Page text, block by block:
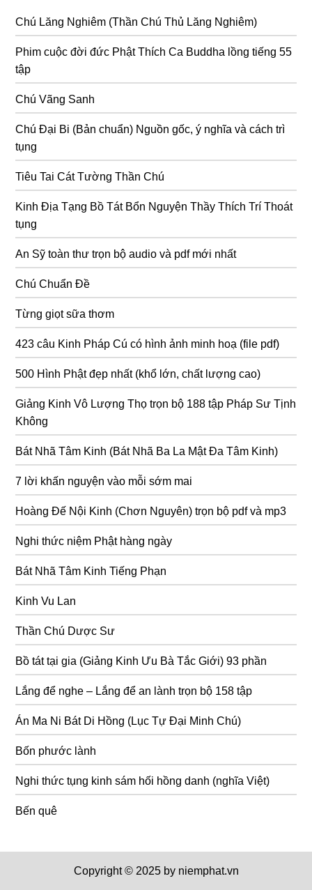
Chú Lăng Nghiêm (Thần Chú Thủ Lăng Nghiêm)
Phim cuộc đời đức Phật Thích Ca Buddha lồng tiếng 55
tập
Chú Vãng Sanh
Chú Đại Bi (Bản chuẩn) Nguồn gốc, ý nghĩa và cách trì
tụng
Tiêu Tai Cát Tường Thần Chú
Kinh Địa Tạng Bồ Tát Bổn Nguyện Thầy Thích Trí Thoát
tụng
An Sỹ toàn thư trọn bộ audio và pdf mới nhất
Chú Chuẩn Đề
Từng giọt sữa thơm
423 câu Kinh Pháp Cú có hình ảnh minh hoạ (file pdf)
500 Hình Phật đẹp nhất (khổ lớn, chất lượng cao)
Giảng Kinh Vô Lượng Thọ trọn bộ 188 tập Pháp Sư Tịnh
Không
Bát Nhã Tâm Kinh (Bát Nhã Ba La Mật Đa Tâm Kinh)
7 lời khấn nguyện vào mỗi sớm mai
Hoàng Đế Nội Kinh (Chơn Nguyên) trọn bộ pdf và mp3
Nghi thức niệm Phật hàng ngày
Bát Nhã Tâm Kinh Tiếng Phạn
Kinh Vu Lan
Thần Chú Dược Sư
Bồ tát tại gia (Giảng Kinh Ưu Bà Tắc Giới) 93 phần
Lắng để nghe – Lắng để an lành trọn bộ 158 tập
Án Ma Ni Bát Di Hồng (Lục Tự Đại Minh Chú)
Bốn phước lành
Nghi thức tụng kinh sám hối hồng danh (nghĩa Việt)
Bến quê
Copyright © 2025 by niemphat.vn